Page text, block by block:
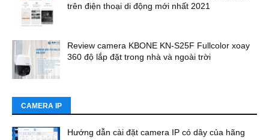
trên điện thoại di động mới nhất 2021
Review camera KBONE KN-S25F Fullcolor xoay
360 độ lắp đặt trong nhà và ngoài trời
CAMERA IP
Hướng dẫn cài đặt camera IP có dây của hãng